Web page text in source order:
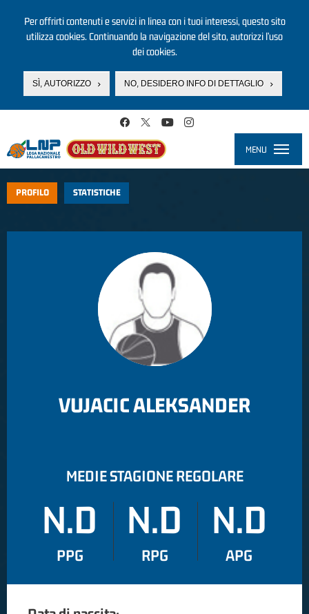
Per offrirti contenuti e servizi in linea con i tuoi interessi, questo sito
utilizza cookies. Continuando la navigazione del sito, autorizzi l’uso
dei cookies.
SÌ, AUTORIZZO NO, DESIDERO INFO DI DETTAGLIO
MENU
PROFILO STATISTICHE
VUJACIC ALEKSANDER
MEDIE STAGIONE REGOLARE
N.D
PPG
N.D
RPG
N.D
APG